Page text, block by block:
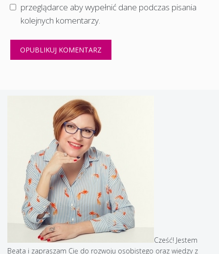
przeglądarce aby wypełnić dane podczas pisania
kolejnych komentarzy.
Cześć! Jestem
Beata i zapraszam Cię do rozwoju osobistego oraz wiedzy z